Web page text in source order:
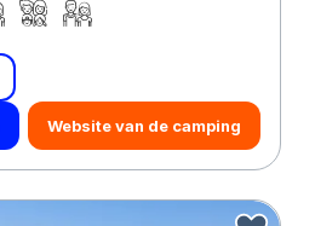
Website van de camping